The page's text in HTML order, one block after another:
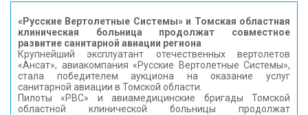
ПРЕССА
МЕДИА
КОНТАКТЫ
«Русские Вертолетные Системы» и Томская областная
клиническая больница продолжат совместное
развитие санитарной авиации региона
Крупнейший эксплуатант отечественных вертолетов
«Ансат», авиакомпания «Русские Вертолетные Системы»,
стала победителем аукциона на оказание услуг
санитарной авиации в Томской области.
Пилоты «РВС» и авиамедицинские бригады Томской
областной клинической больницы продолжат